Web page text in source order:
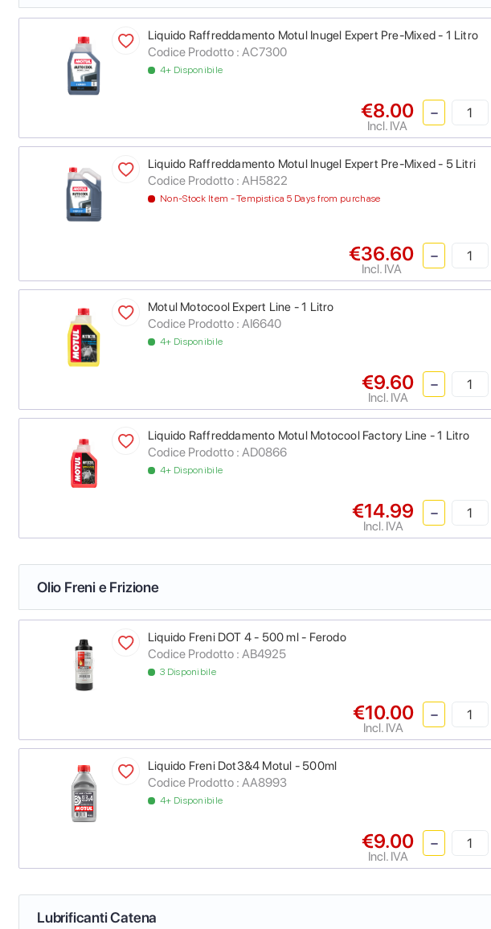
Liquido Raffreddamento Motul Inugel Expert Pre-Mixed - 1 Litro
Codice Prodotto : AC7300
4+ Disponibile
€8.00
Incl. IVA
Liquido Raffreddamento Motul Inugel Expert Pre-Mixed - 5 Litri
Codice Prodotto : AH5822
Non-Stock Item - Tempistica 5 Days from purchase
€36.60
Incl. IVA
Motul Motocool Expert Line - 1 Litro
Codice Prodotto : AI6640
4+ Disponibile
€9.60
Incl. IVA
Liquido Raffreddamento Motul Motocool Factory Line - 1 Litro
Codice Prodotto : AD0866
4+ Disponibile
€14.99
Incl. IVA
Olio Freni e Frizione
Liquido Freni DOT 4 - 500 ml - Ferodo
Codice Prodotto : AB4925
3 Disponibile
€10.00
Incl. IVA
Liquido Freni Dot3&4 Motul - 500ml
Codice Prodotto : AA8993
4+ Disponibile
€9.00
Incl. IVA
Lubrificanti Catena